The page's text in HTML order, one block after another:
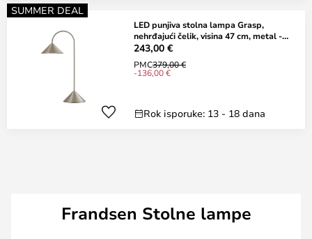
SUMMER DEAL
LED punjiva stolna lampa Grasp,
nehrđajući čelik, visina 47 cm, metal -
FRANDSEN
243,00 €
PMC379,00 €
-136,00 €
Rok isporuke: 13 - 18 dana
Frandsen Stolne lampe